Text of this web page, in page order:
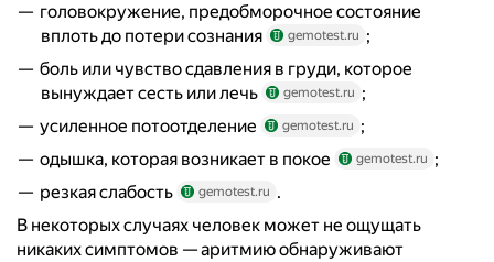
головокружение, предобморочное состояние
вплоть до потери сознания
gemotest.ru ;
боль или чувство сдавления в груди, которое
вынуждает сесть или лечь
gemotest.ru ;
усиленное потоотделение
gemotest.ru ;
одышка, которая возникает в покое
gemotest.ru ;
резкая слабость
gemotest.ru .
В некоторых случаях человек может не ощущать
никаких симптомов — аритмию обнаруживают